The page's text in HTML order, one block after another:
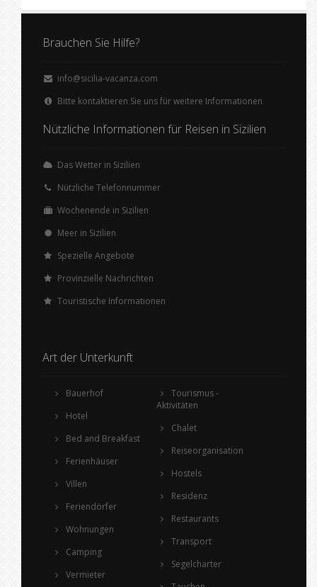
Brauchen Sie Hilfe?
info@sicilia-vacanza.com
Bitte kontaktieren Sie uns für weitere Informationen
Nützliche Informationen für Reisen in Sizilien
Das Wetter in Sizilien
Nützliche Telefonnummer
Wochenende in Sizilien
Meer in Sizilien
Spezielle Angebote
Provinzielle Nachrichten
Touristische Informationen
Art der Unterkunft
Bauerhof
Hotel
Bed and Breakfast
Ferienhäuser
Villen
Feriendörfer
Wohnungen
Camping
Vermieter
Tourismus -
Aktivitäten
Chalet
Reiseorganisation
Hostels
Residenz
Restaurants
Transport
Segelcharter